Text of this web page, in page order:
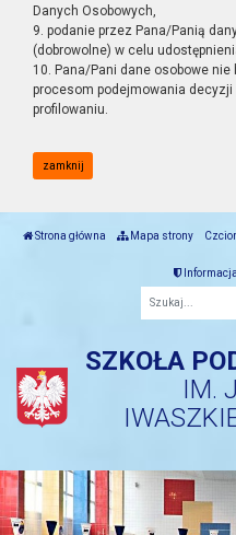
Danych Osobowych,
9. podanie przez Pana/Panią
(dobrowolne) w celu
10. Pana/Pani dane osobowe
procesom podejmowania
profilowaniu.
zamknij
Strona główna Mapa strony
SZKOŁA
IM.